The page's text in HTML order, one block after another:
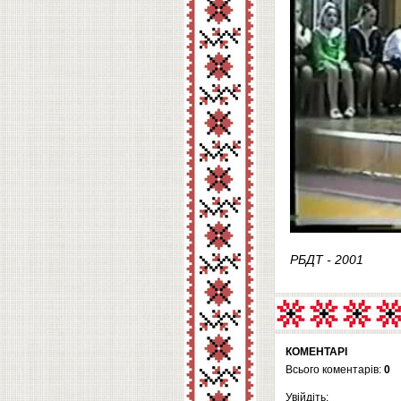
РБДТ - 2001
КОМЕНТАРІ
Всього коментарів: 0
Увійдіть: